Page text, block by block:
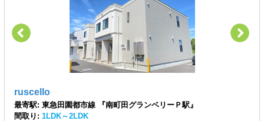
ruscello
最寄駅: 東急田園都市線 『南町田グランベリーＰ駅』
間取り: 1LDK～2LDK